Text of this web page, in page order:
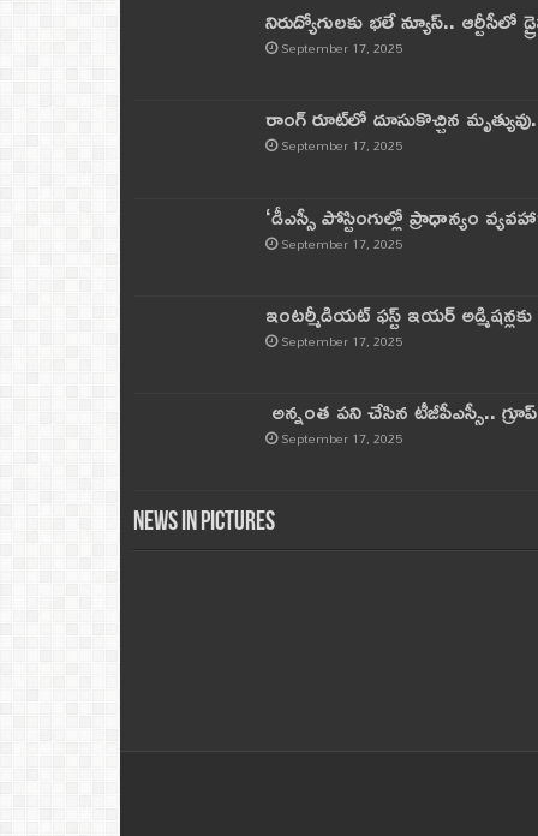
నిరుద్యోగులకు భలే న్యూస్.. ఆర్టీసీలో
September 17, 2025
రాంగ్ రూట్‌లో దూసుకొచ్చిన
September 17, 2025
‘డీఎస్సీ పోస్టింగుల్లో ప్రాధాన్యం
September 17, 2025
ఇంటర్మీడియట్ ఫస్ట్‌ ఇయర్‌
September 17, 2025
అన్నంత పని చేసిన టీజీపీఎస్సీ..
September 17, 2025
News in Pictures